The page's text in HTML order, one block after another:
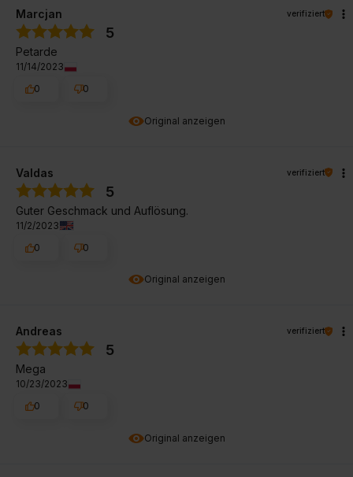
Original anzeigen
Marcjan verifiziert
5
Petarde
11/14/2023
0
0
Original anzeigen
Valdas verifiziert
5
Guter Geschmack und Auflösung.
11/2/2023
0
0
Original anzeigen
Andreas verifiziert
5
Mega
10/23/2023
0
0